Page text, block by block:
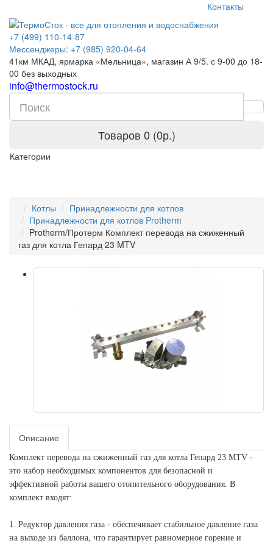
Контакты
+7 (499) 110-14-87
Мессенджеры: +7 (985) 920-04-64
41км МКАД, ярмарка «Мельница», магазин А 9/5. с 9-00 до 18-
00 без выходных
info@thermostock.ru
Товаров 0 (0р.)
Категории
Котлы
Принадлежности для котлов
Принадлежности для котлов Protherm
Protherm/Протерм Комплект перевода на сжиженный
газ для котла Гепард 23 MTV
Описание
Комплект перевода на сжиженный газ для котла Гепард 23 MTV -
это набор необходимых компонентов для безопасной и
эффективной работы вашего отопительного оборудования. В
комплект входят:
1. Редуктор давления газа - обеспечивает стабильное давление газа
на выходе из баллона, что гарантирует равномерное горение и